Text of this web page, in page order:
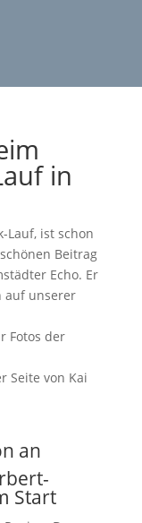
in
Lauf, ist schon
Beitrag
Echo. Er
auf unserer
Fotos der
Seite von Kai
an
Start